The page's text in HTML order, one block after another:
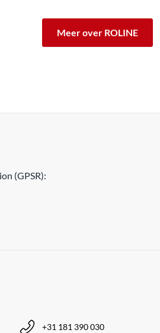
Meer over ROLINE
(GPSR):
+31 181 390 030